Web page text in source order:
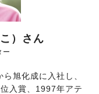
）さん
ー
旭化成に入社し、
入賞、1997年アテ